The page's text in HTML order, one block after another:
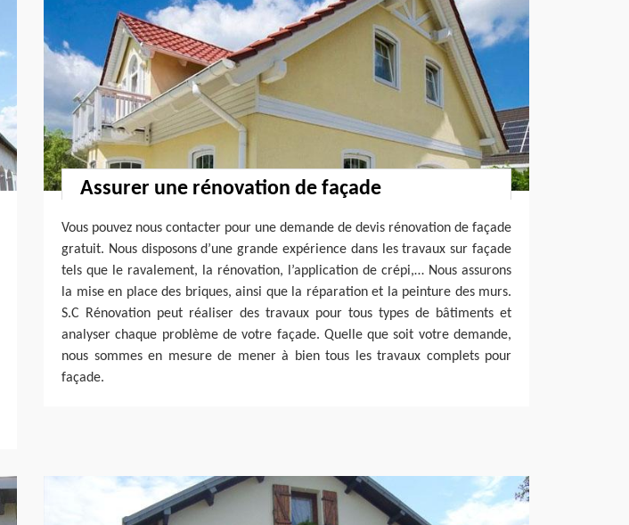
Assurer une rénovation de façade
Vous pouvez nous contacter pour une demande de devis rénovation de façade
gratuit. Nous disposons d’une grande expérience dans les travaux sur façade
tels que le ravalement, la rénovation, l’application de crépi,… Nous assurons
la mise en place des briques, ainsi que la réparation et la peinture des murs.
S.C Rénovation peut réaliser des travaux pour tous types de bâtiments et
analyser chaque problème de votre façade. Quelle que soit votre demande,
nous sommes en mesure de mener à bien tous les travaux complets pour
façade.